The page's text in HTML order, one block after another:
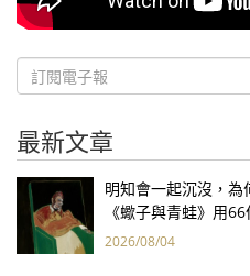
最新文章
明知會一起沉沒，
《蠍子與青蛙》用
2026/08/04